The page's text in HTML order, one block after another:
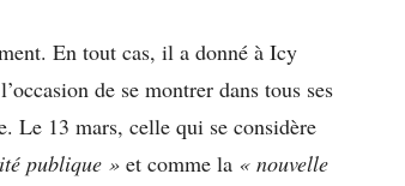
En tout cas, il a donné à Icy
de se montrer dans tous ses
Le 13 mars, celle qui se considère
publique » et comme la « nouvelle